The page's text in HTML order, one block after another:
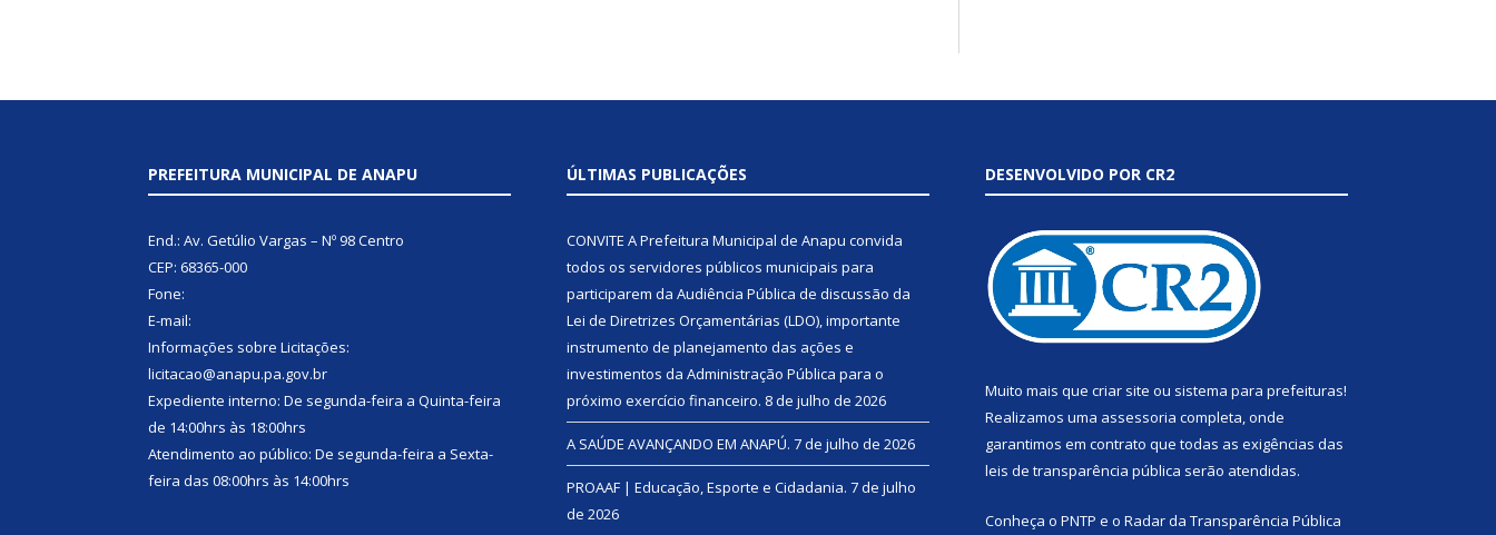
PREFEITURA MUNICIPAL DE ANAPU
End.: Av. Getúlio Vargas – Nº 98 Centro
CEP: 68365-000
Fone:
E-mail:
Informações sobre Licitações:
licitacao@anapu.pa.gov.br
Expediente interno: De segunda-feira a Quinta-feira
de 14:00hrs às 18:00hrs
Atendimento ao público: De segunda-feira a Sexta-
feira das 08:00hrs às 14:00hrs
ÚLTIMAS PUBLICAÇÕES
CONVITE A Prefeitura Municipal de Anapu convida
todos os servidores públicos municipais para
participarem da Audiência Pública de discussão da
Lei de Diretrizes Orçamentárias (LDO), importante
instrumento de planejamento das ações e
investimentos da Administração Pública para o
próximo exercício financeiro. 8 de julho de 2026
A SAÚDE AVANÇANDO EM ANAPÚ. 7 de julho de 2026
PROAAF | Educação, Esporte e Cidadania. 7 de julho
de 2026
DESENVOLVIDO POR CR2
Muito mais que criar site ou sistema para prefeituras!
Realizamos uma assessoria completa, onde
garantimos em contrato que todas as exigências das
leis de transparência pública serão atendidas.
Conheça o PNTP e o Radar da Transparência Pública